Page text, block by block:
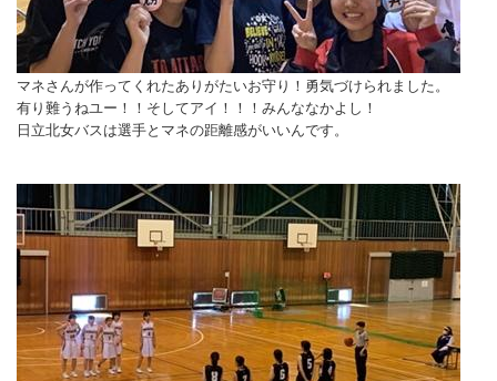
マネさんが作ってくれたありがたいお守り！勇気づけられました。
有り難うねユー！！そしてアイ！！！みんななかよし！
日立北女バスは選手とマネの距離感がいいんです。